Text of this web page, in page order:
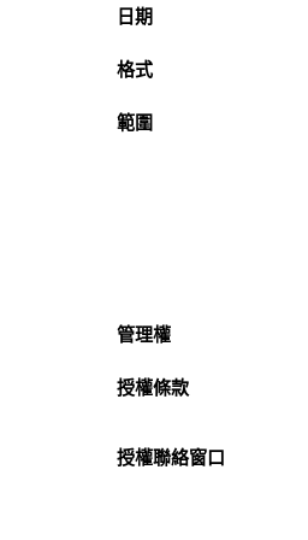
日期
格式
範圍
管理權
授權條款
授權聯絡窗口